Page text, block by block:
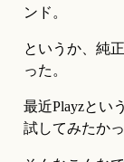
ンド。
というか、純
った。
最近Playzとい
試してみたかっ